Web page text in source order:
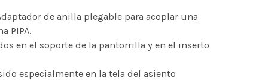
de anilla plegable para acoplar una
PIPA.
en el soporte de la pantorrilla y en el inserto
especialmente en la tela del asiento